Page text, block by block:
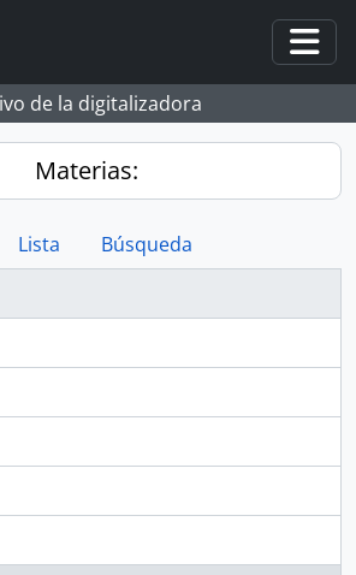
de la digitalizadora
Materias:
Lista
Búsqueda